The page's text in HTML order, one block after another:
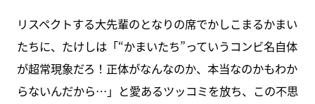
リスペクトする大先輩のとなりの席でかしこまるかまい
たちに、たけしは「“かまいたち”っていうコンビ名自体
が超常現象だろ！正体がなんなのか、本当なのかもわか
らないんだから…」と愛あるツッコミを放ち、この不思